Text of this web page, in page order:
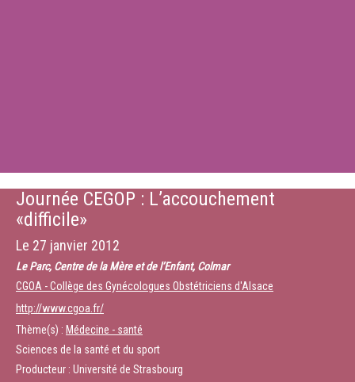
Journée CEGOP : L’accouchement
«difficile»
Le 27 janvier 2012
Le Parc, Centre de la Mère et de l’Enfant, Colmar
CGOA - Collège des Gynécologues Obstétriciens d'Alsace
http://www.cgoa.fr/
Thème(s) : Médecine - santé
Sciences de la santé et du sport
Producteur : Université de Strasbourg